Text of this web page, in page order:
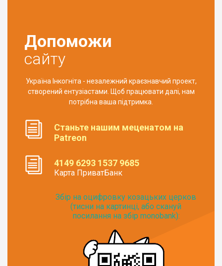
Допоможи
сайту
Україна Інкогніта - незалежний краєзнавчий проект,
створений ентузіастами. Щоб працювати далі, нам
потрібна ваша підтримка.
Станьте нашим меценатом на
Patreon
4149 6293 1537 9685
Карта ПриватБанк
Збір на оцифровку козацьких церков
(тисни на картинці, або скануй
посилання на збір monobank):